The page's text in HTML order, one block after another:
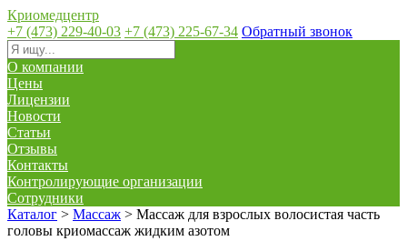
Криомедцентр
+7 (473) 229-40-03 +7 (473) 225-67-34 Обратный звонок
О компании
Цены
Лицензии
Новости
Статьи
Отзывы
Контакты
Контролирующие организации
Сотрудники
Каталог > Массаж > Массаж для взрослых волосистая часть
головы криомассаж жидким азотом